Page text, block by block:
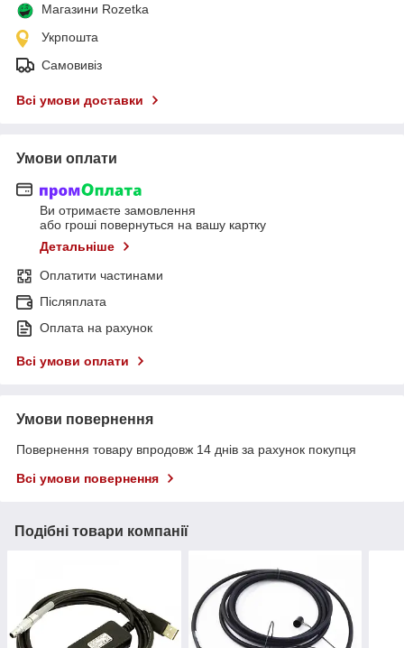
Магазини Rozetka
Укрпошта
Самовивіз
Всі умови доставки
Умови оплати
Ви отримаєте замовлення
або гроші повернуться на вашу картку
Детальніше
Оплатити частинами
Післяплата
Оплата на рахунок
Всі умови оплати
Умови повернення
Повернення товару впродовж 14 днів за рахунок покупця
Всі умови повернення
Подібні товари компанії